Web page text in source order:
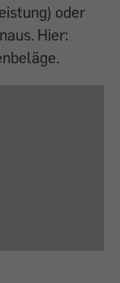
oder
Hier: